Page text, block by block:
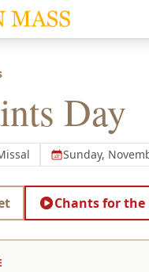
Latin Mass of
Day
Sunday,
Chants for the